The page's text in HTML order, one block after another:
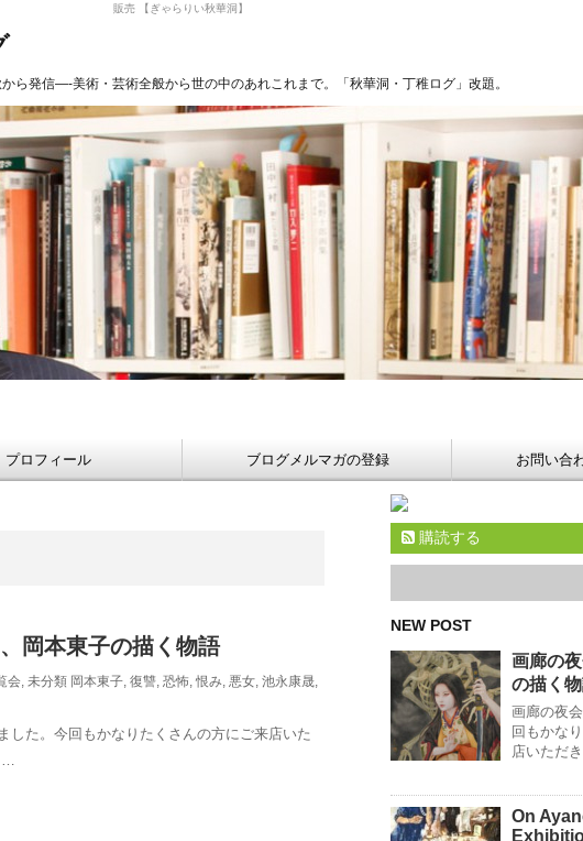
販売 【ぎゃらりい秋華洞】
ら発信—-美術・芸術全般から世の中のあれこれまで。「秋華洞・丁稚ログ」改題。
プロフィール ブログメルマガの登録 お問い合
岡本東子の描く物語
会, 未分類 岡本東子, 復讐, 恐怖,恨み, 悪女, 池永康晟,
した。今回もかなりたくさんの方にご来店いた
…
購読する
NEW POST
画廊の
の描く
画廊の夜
回もかな
店いただ
On